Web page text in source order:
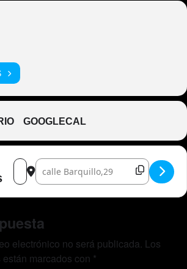
GOOGLECAL
Address - Javi Mota [sU0MlbKQH]
Destination Address - Javi Mota
electrónico no será publicada. Los
marcados con *